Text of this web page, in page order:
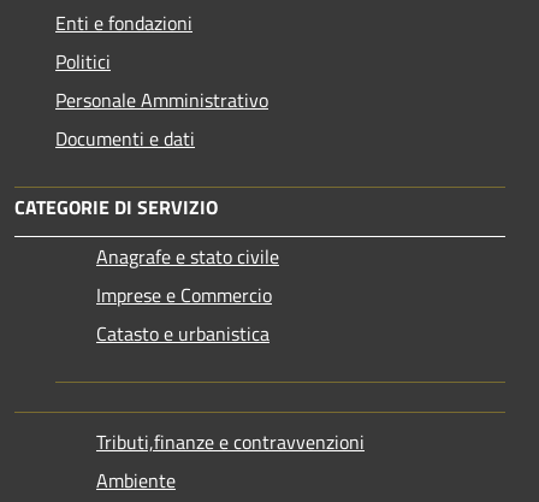
Enti e fondazioni
Politici
Personale Amministrativo
Documenti e dati
CATEGORIE DI SERVIZIO
Anagrafe e stato civile
Imprese e Commercio
Catasto e urbanistica
Tributi,finanze e contravvenzioni
Ambiente